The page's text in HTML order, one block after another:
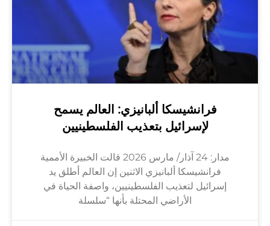
فرانشيسكا ألبانيزي: العالم يسمح
لإسرائيل بتعذيب الفلسطينيين
مدار: 24 آذار/ مارس 2026 قالت الخبيرة الأممية
فرانشيسكا ألبانيزي الاثنين إن العالم أطلق يد
إسرائيل لتعذيب الفلسطينيين، واصفة الحياة في
الأراضي المحتلة بأنها “سلسلة